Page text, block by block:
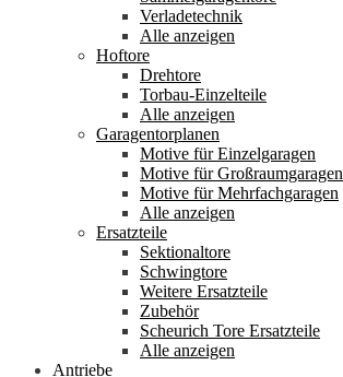
Verladetechnik
Alle anzeigen
Hoftore
Drehtore
Torbau-Einzelteile
Alle anzeigen
Garagentorplanen
Motive für Einzelgaragen
Motive für Großraumgaragen
Motive für Mehrfachgaragen
Alle anzeigen
Ersatzteile
Sektionaltore
Schwingtore
Weitere Ersatzteile
Zubehör
Scheurich Tore Ersatzteile
Alle anzeigen
Antriebe